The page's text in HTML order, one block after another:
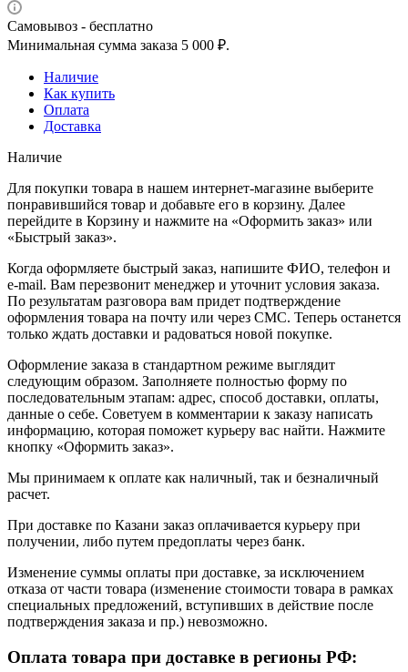
Самовывоз - бесплатно
Минимальная сумма заказа 5 000 ₽.
Наличие
Как купить
Оплата
Доставка
Наличие
Для покупки товара в нашем интернет-магазине выберите
понравившийся товар и добавьте его в корзину. Далее
перейдите в Корзину и нажмите на «Оформить заказ» или
«Быстрый заказ».
Когда оформляете быстрый заказ, напишите ФИО, телефон и
e-mail. Вам перезвонит менеджер и уточнит условия заказа.
По результатам разговора вам придет подтверждение
оформления товара на почту или через СМС. Теперь останется
только ждать доставки и радоваться новой покупке.
Оформление заказа в стандартном режиме выглядит
следующим образом. Заполняете полностью форму по
последовательным этапам: адрес, способ доставки, оплаты,
данные о себе. Советуем в комментарии к заказу написать
информацию, которая поможет курьеру вас найти. Нажмите
кнопку «Оформить заказ».
Мы принимаем к оплате как наличный, так и безналичный
расчет.
При доставке по Казани заказ оплачивается курьеру при
получении, либо путем предоплаты через банк.
Изменение суммы оплаты при доставке, за исключением
отказа от части товара (изменение стоимости товара в рамках
специальных предложений, вступивших в действие после
подтверждения заказа и пр.) невозможно.
Оплата товара при доставке в регионы РФ: